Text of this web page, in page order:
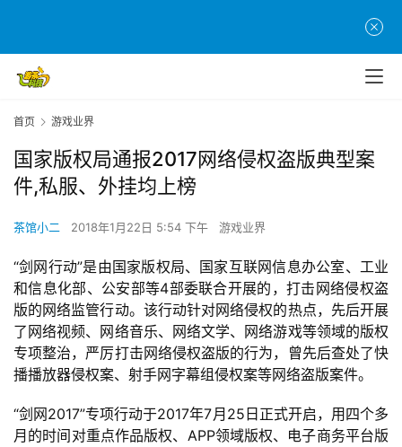
首页 游戏业界
国家版权局通报2017网络侵权盗版典型案
件,私服、外挂均上榜
茶馆小二 2018年1月22日 5:54 下午 游戏业界
“剑网行动”是由国家版权局、国家互联网信息办公室、工业
和信息化部、公安部等4部委联合开展的，打击网络侵权盗
版的网络监管行动。该行动针对网络侵权的热点，先后开展
了网络视频、网络音乐、网络文学、网络游戏等领域的版权
专项整治，严厉打击网络侵权盗版的行为，曾先后查处了快
播播放器侵权案、射手网字幕组侵权案等网络盗版案件。
“剑网2017”专项行动于2017年7月25日正式开启，用四个多
月的时间对重点作品版权、APP领域版权、电子商务平台版